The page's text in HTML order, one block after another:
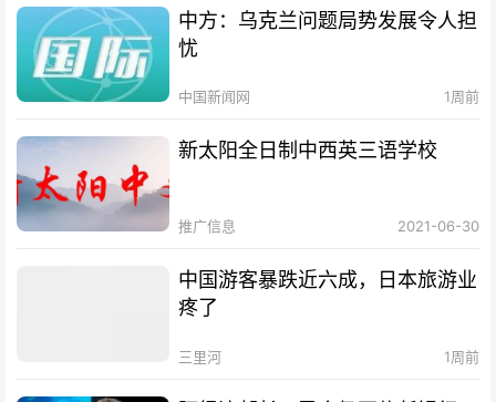
中方：乌克兰问题局势发展令人担
忧
中国新闻网 1周前
新太阳全日制中西英三语学校
推广信息 2021-06-30
中国游客暴跌近六成，日本旅游业
疼了
三里河 1周前